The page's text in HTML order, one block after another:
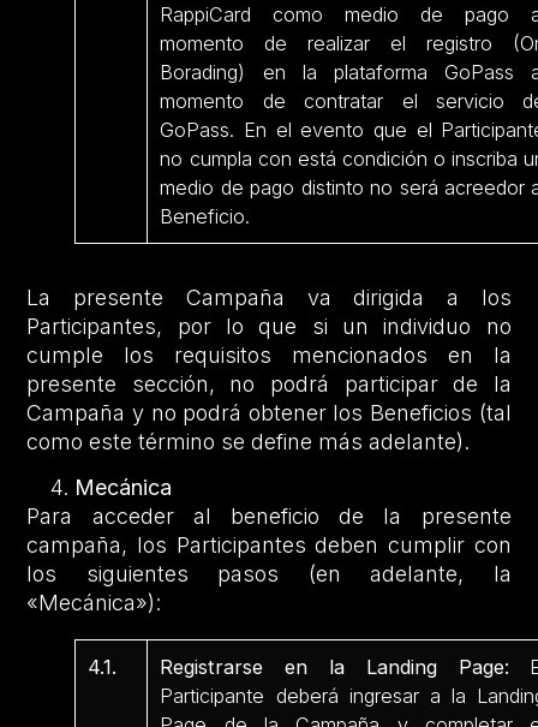
RappiCard como medio de pago
momento de realizar el registro
Borading) en la plataforma GoPass
momento de contratar el servicio
GoPass. En el evento que el
no cumpla con está condición o inscriba
medio de pago distinto no será acreedor
Beneficio.
La presente Campaña va dirigida a los
Participantes, por lo que si un individuo no
cumple los requisitos mencionados en la
presente sección, no podrá participar de la
Campaña y no podrá obtener los Beneficios (tal
como este término se define más adelante).
Mecánica
Para acceder al beneficio de la presente
campaña, los Participantes deben cumplir con
los siguientes pasos (en adelante, la
«Mecánica»):
4.1. Registrarse en la Landing Page:
Participante deberá ingresar a la